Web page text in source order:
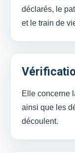
déclarés, le
et le train de
Elle concerne
ainsi que les
découlent.